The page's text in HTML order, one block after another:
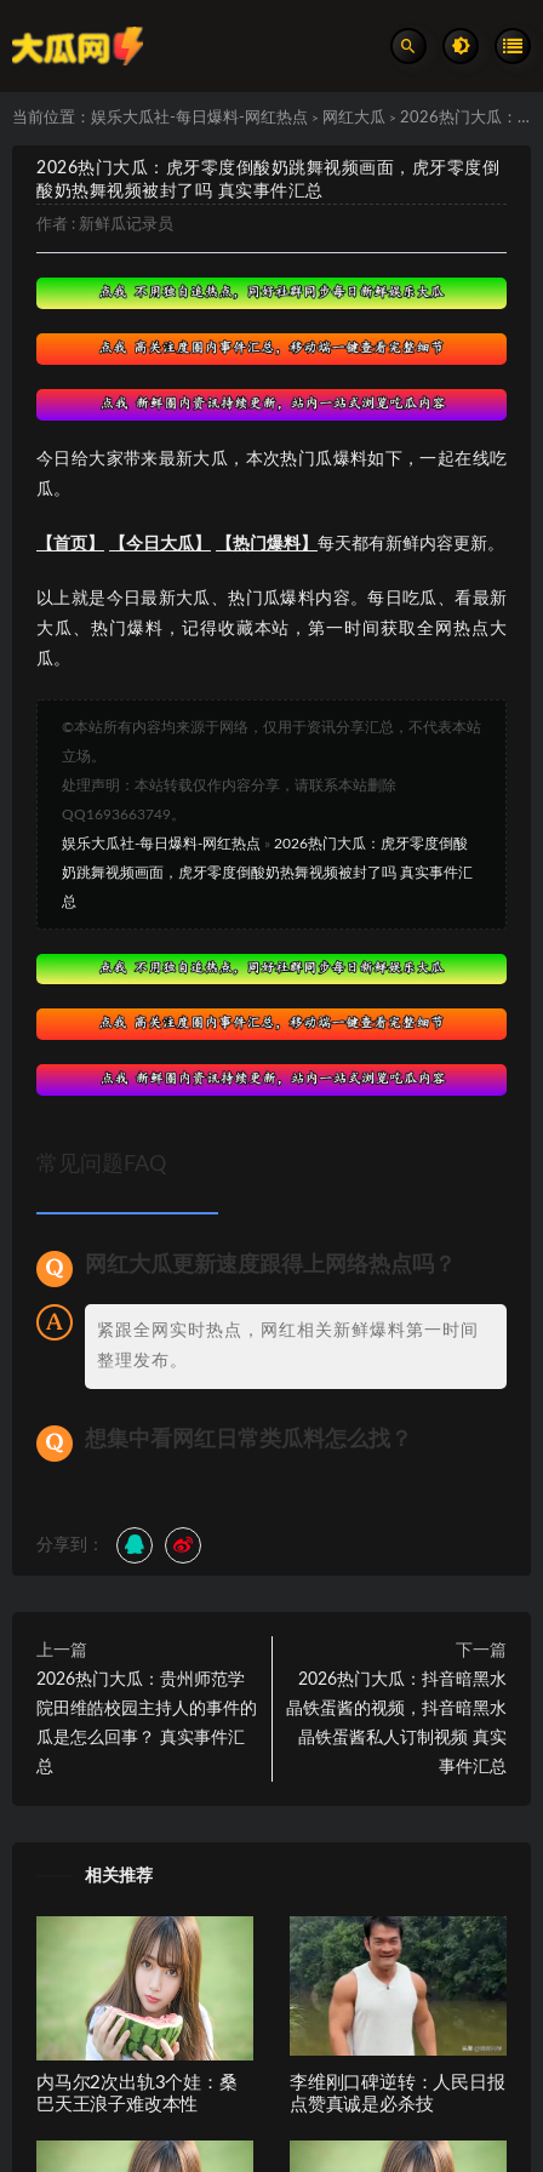
当前位置： 娱乐大瓜社-每日爆料-网红热点 > 网红大瓜 > 2026热门大瓜：虎牙零度倒酸奶跳舞视频画面，虎牙零度倒酸奶热舞视频被封了吗 真实事件汇总
2026热门大瓜：虎牙零度倒酸奶跳舞视频画面，虎牙零度倒
酸奶热舞视频被封了吗 真实事件汇总
作者 : 新鲜瓜记录员
今日给大家带来最新大瓜，本次热门瓜爆料如下，一起在线吃
瓜。
【首页】 【今日大瓜】 【热门爆料】 每天都有新鲜内容更新。
以上就是今日最新大瓜、热门瓜爆料内容。每日吃瓜、看最新
大瓜、热门爆料，记得收藏本站，第一时间获取全网热点大
瓜。
©本站所有内容均来源于网络，仅用于资讯分享汇总，不代表本站
立场。
处理声明：本站转载仅作内容分享，请联系本站删除
QQ1693663749。
娱乐大瓜社-每日爆料-网红热点 » 2026热门大瓜：虎牙零度倒酸
奶跳舞视频画面，虎牙零度倒酸奶热舞视频被封了吗 真实事件汇
总
常见问题FAQ
网红大瓜更新速度跟得上网络热点吗？
紧跟全网实时热点，网红相关新鲜爆料第一时间
整理发布。
想集中看网红日常类瓜料怎么找？
分享到：
上一篇
2026热门大瓜：贵州师范学
院田维皓校园主持人的事件的
瓜是怎么回事？ 真实事件汇
总
下一篇
2026热门大瓜：抖音暗黑水
晶铁蛋酱的视频，抖音暗黑水
晶铁蛋酱私人订制视频 真实
事件汇总
相关推荐
内马尔2次出轨3个娃：桑
巴天王浪子难改本性
李维刚口碑逆转：人民日报
点赞真诚是必杀技